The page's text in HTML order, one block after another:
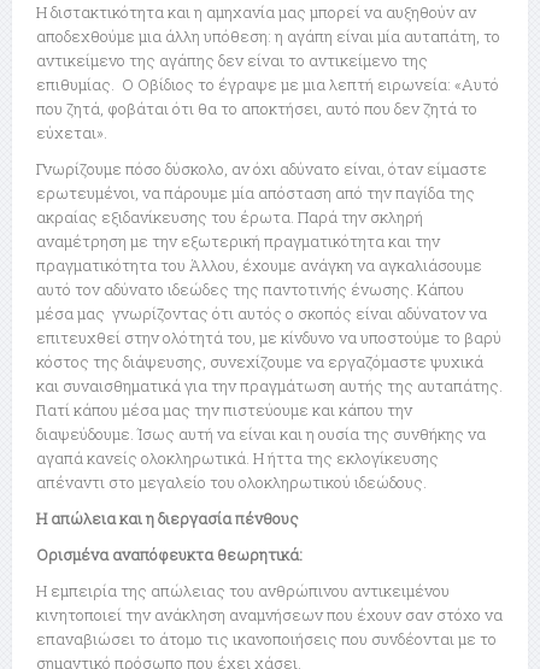
Η διστακτικότητα και η αμηχανία μας μπορεί να αυξηθούν αν
αποδεχθούμε μια άλλη υπόθεση: η αγάπη είναι μία αυταπάτη, το
αντικείμενο της αγάπης δεν είναι το αντικείμενο της
επιθυμίας. Ο Οβίδιος το έγραψε με μια λεπτή ειρωνεία: «Αυτό
που ζητά, φοβάται ότι θα το αποκτήσει, αυτό που δεν ζητά το
εύχεται».
Γνωρίζουμε πόσο δύσκολο, αν όχι αδύνατο είναι, όταν είμαστε
ερωτευμένοι, να πάρουμε μία απόσταση από την παγίδα της
ακραίας εξιδανίκευσης του έρωτα. Παρά την σκληρή
αναμέτρηση με την εξωτερική πραγματικότητα και την
πραγματικότητα του Άλλου, έχουμε ανάγκη να αγκαλιάσουμε
αυτό τον αδύνατο ιδεώδες της παντοτινής ένωσης. Κάπου
μέσα μας γνωρίζοντας ότι αυτός ο σκοπός είναι αδύνατον να
επιτευχθεί στην ολότητά του, με κίνδυνο να υποστούμε το βαρύ
κόστος της διάψευσης, συνεχίζουμε να εργαζόμαστε ψυχικά
και συναισθηματικά για την πραγμάτωση αυτής της αυταπάτης.
Γιατί κάπου μέσα μας την πιστεύουμε και κάπου την
διαψεύδουμε. Ίσως αυτή να είναι και η ουσία της συνθήκης να
αγαπά κανείς ολοκληρωτικά. Η ήττα της εκλογίκευσης
απέναντι στο μεγαλείο του ολοκληρωτικού ιδεώδους.
Η απώλεια και η διεργασία πένθους
Ορισμένα αναπόφευκτα θεωρητικά:
Η εμπειρία της απώλειας του ανθρώπινου αντικειμένου
κινητοποιεί την ανάκληση αναμνήσεων που έχουν σαν στόχο να
επαναβιώσει το άτομο τις ικανοποιήσεις που συνδέονται με το
σημαντικό πρόσωπο που έχει χάσει.